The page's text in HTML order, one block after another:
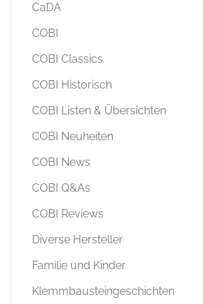
CaDA
COBI
COBI Classics
COBI Historisch
COBI Listen & Übersichten
COBI Neuheiten
COBI News
COBI Q&As
COBI Reviews
Diverse Hersteller
Familie und Kinder
Klemmbausteingeschichten